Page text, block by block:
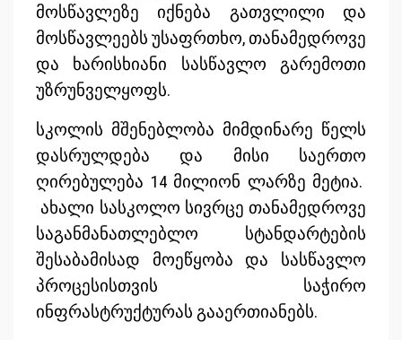
მოსწავლეზე იქნება გათვლილი და
მოსწავლეებს უსაფრთხო, თანამედროვე
და ხარისხიანი სასწავლო გარემოთი
უზრუნველყოფს.
სკოლის მშენებლობა მიმდინარე წელს
დასრულდება და მისი საერთო
ღირებულება 14 მილიონ ლარზე მეტია.
ახალი სასკოლო სივრცე თანამედროვე
საგანმანათლებლო სტანდარტების
შესაბამისად მოეწყობა და სასწავლო
პროცესისთვის საჭირო
ინფრასტრუქტურას გააერთიანებს.